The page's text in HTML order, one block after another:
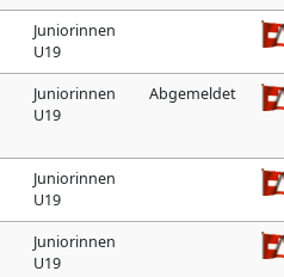
Juniorinnen
U19
Juniorinnen
U19
Abgemeldet
Juniorinnen
U19
Juniorinnen
U19